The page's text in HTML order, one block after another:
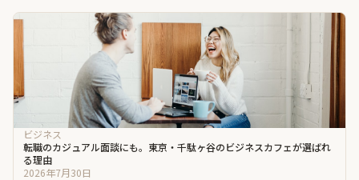
ビジネス
転職のカジュアル面談にも。東京・千駄ヶ谷のビジネスカフェが選ばれ
る理由
2026年7月30日